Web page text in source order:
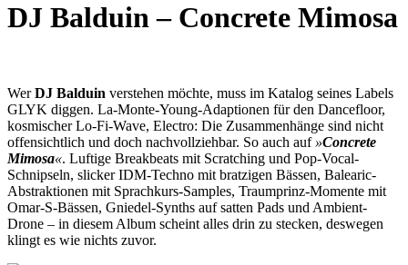
DJ Balduin – Concrete Mimosa
WerDJ Balduin verstehen möchte, muss im Katalog seines Labels
GLYK diggen. La-Monte-Young-Adaptionen für den Dancefloor,
kosmischer Lo-Fi-Wave, Electro: Die Zusammenhänge sind nicht
offensichtlich und doch nachvollziehbar. So auch auf »Concrete
Mimosa«. Luftige Breakbeats mit Scratching und Pop-Vocal-
Schnipseln, slicker IDM-Techno mit bratzigen Bässen, Balearic-
Abstraktionen mit Sprachkurs-Samples, Traumprinz-Momente mit
Omar-S-Bässen, Gniedel-Synths auf satten Pads und Ambient-
Drone – in diesem Album scheint alles drin zu stecken, deswegen
klingt es wie nichts zuvor.